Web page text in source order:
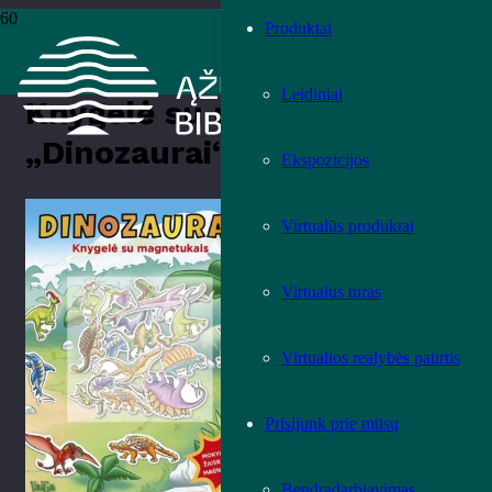
Produktai
Leidiniai
Ekspozicijos
Virtualūs produktai
Virtualus turas
Virtualios realybės patirtis
Prisijunk prie mūsų
Vaikų literatūra›Knygelė su
magnetukais „Dinozaurai“
Knygelė su magnetukais
„Dinozaurai“